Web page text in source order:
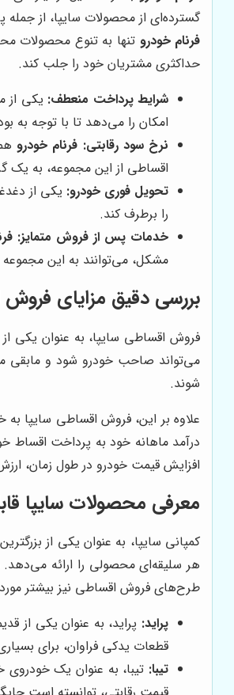
گسترده‌ای از محصولات سایپا، از جمله
فرنام خودرو تنها به تنوع محصولات
حداکثری مشتریان خود را جلب کند.
شرایط پرداخت منعطف: یکی از
امکان را می‌دهد تا با توجه به
نرخ سود رقابتی: فرنام خودرو
اقساطی از این مجموعه، به یک
تحویل فوری خودرو: یکی از
را برطرف کند.
خدمات پس از فروش متمایز:
مشکل، می‌توانند به این مجموعه
بررسی دقیق مزایای فروش
فروش اقساطی سایپا، به عنوان یکی
می‌تواند صاحب خودرو شود و مابقی
شوند.
علاوه بر این، فروش اقساطی سایپا به
درآمد ماهانه خود به پرداخت اقساط
افزایش قیمت خودرو در طول زمان،
معرفی محصولات سایپا
کمپانی سایپا، به عنوان یکی از
هر سلیقه‌ای محصولی را ارائه
طرح‌های فروش اقساطی نیز بیشتر مورد
پراید: پراید، به عنوان یکی
قطعات یدکی فراوان، برای
تیبا: تیبا، به عنوان یک